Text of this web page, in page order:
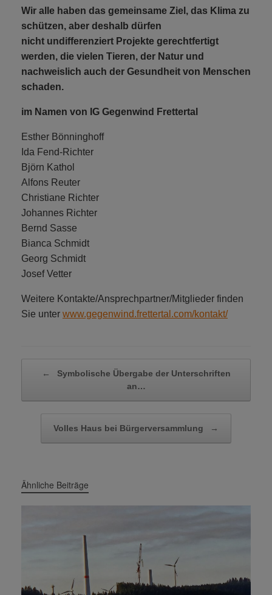
Wir alle haben das gemeinsame Ziel, das Klima zu
schützen, aber deshalb dürfen
nicht undifferenziert Projekte gerechtfertigt
werden, die vielen Tieren, der Natur und
nachweislich auch der Gesundheit von Menschen
schaden.
im Namen von IG Gegenwind Frettertal
Esther Bönninghoff
Ida Fend-Richter
Björn Kathol
Alfons Reuter
Christiane Richter
Johannes Richter
Bernd Sasse
Bianca Schmidt
Georg Schmidt
Josef Vetter
Weitere Kontakte/Ansprechpartner/Mitglieder finden
Sie unter www.gegenwind.frettertal.com/kontakt/
←
Symbolische Übergabe der Unterschriften
an…
Volles Haus bei Bürgerversammlung →
Ähnliche Beiträge